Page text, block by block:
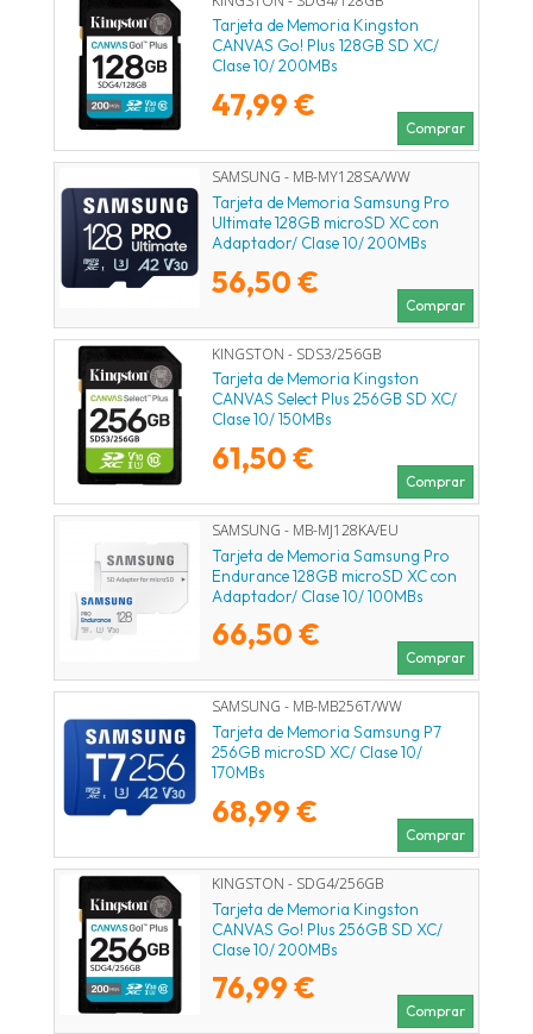
Tarjeta de Memoria Kingston
CANVAS Go! Plus 128GB SD XC/
Clase 10/ 200MBs
47,99 €
Comprar
SAMSUNG - MB-MY128SA/WW
Tarjeta de Memoria Samsung Pro
Ultimate 128GB microSD XC con
Adaptador/ Clase 10/ 200MBs
56,50 €
Comprar
KINGSTON - SDS3/256GB
Tarjeta de Memoria Kingston
CANVAS Select Plus 256GB SD XC/
Clase 10/ 150MBs
61,50 €
Comprar
SAMSUNG - MB-MJ128KA/EU
Tarjeta de Memoria Samsung Pro
Endurance 128GB microSD XC con
Adaptador/ Clase 10/ 100MBs
66,50 €
Comprar
SAMSUNG - MB-MB256T/WW
Tarjeta de Memoria Samsung P7
256GB microSD XC/ Clase 10/
170MBs
68,99 €
Comprar
KINGSTON - SDG4/256GB
Tarjeta de Memoria Kingston
CANVAS Go! Plus 256GB SD XC/
Clase 10/ 200MBs
76,99 €
Comprar